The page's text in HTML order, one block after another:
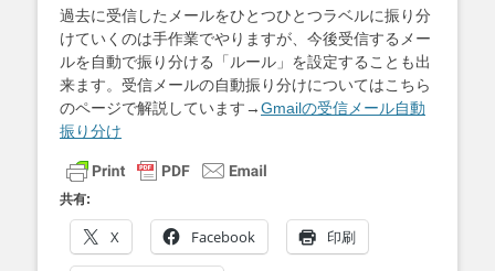
過去に受信したメールをひとつひとつラベルに振り分
けていくのは手作業でやりますが、今後受信するメー
ルを自動で振り分ける「ルール」を設定することも出
来ます。受信メールの自動振り分けについてはこちら
のページで解説しています→Gmailの受信メール自動
振り分け
共有:
X Facebook 印刷